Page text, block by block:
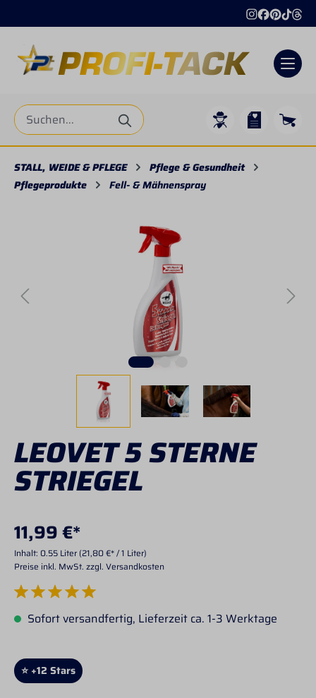
STALL, WEIDE & PFLEGE
Pflege & Gesundheit
Pflegeprodukte
Fell- & Mähnenspray
Bildergalerie überspringen
LEOVET 5 STERNE
STRIEGEL
11,99 €*
Inhalt: 0.55 Liter (21,80 €* / 1 Liter)
Preise inkl. MwSt. zzgl. Versandkosten
Durchschnittliche Bewertung von 5 von 5 Sternen
Sofort versandfertig, Lieferzeit ca. 1-3 Werktage
⭐ +12 Stars